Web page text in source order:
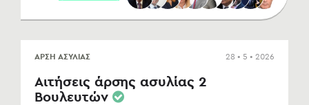
ΑΡΣΗ ΑΣΥΛΙΑΣ 28 • 5 • 2026
Αιτήσεις άρσης ασυλίας 2
Βουλευτών